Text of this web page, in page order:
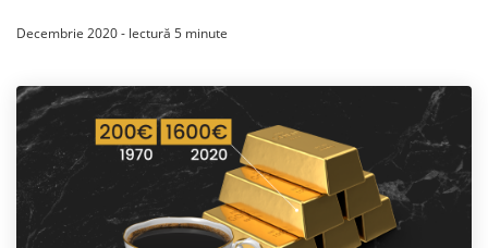
Decembrie 2020 - lectură 5 minute